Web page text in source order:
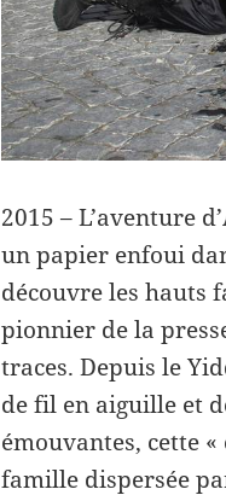
2015 –L’aventure
un papier enfoui
découvre les hauts
pionnier de la
traces. Depuis le
de fil en aiguille et
émouvantes, cette
famille dispersée